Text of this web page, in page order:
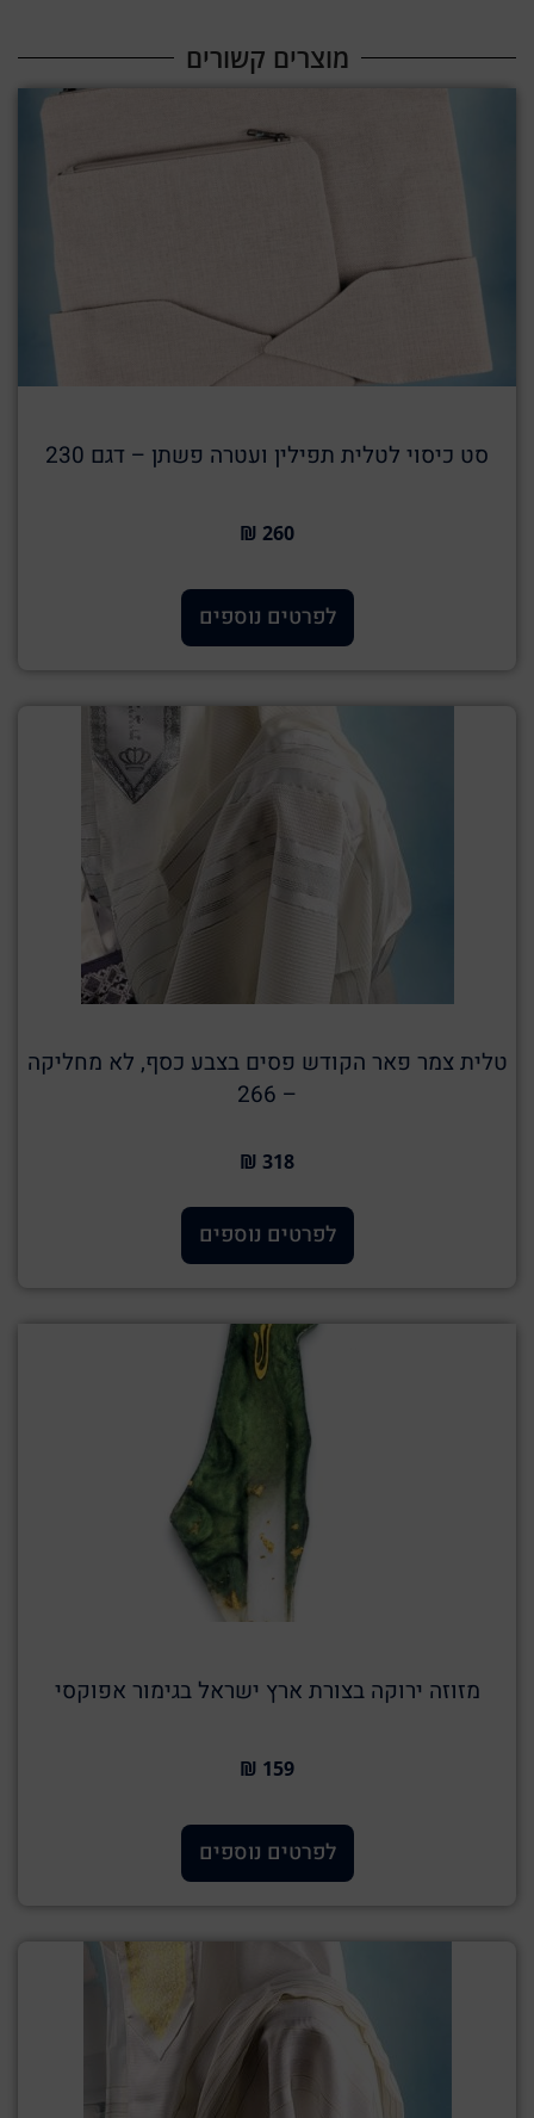
מוצרים קשורים​
סט כיסוי לטלית תפילין ועטרה פשתן – דגם 230
260 ₪
לפרטים נוספים
טלית צמר פאר הקודש פסים בצבע כסף, לא מחליקה
– 266
318 ₪
לפרטים נוספים
מזוזה ירוקה בצורת ארץ ישראל בגימור אפוקסי
159 ₪
לפרטים נוספים